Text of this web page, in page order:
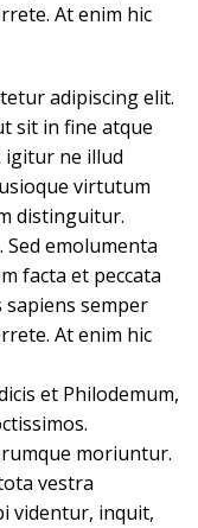
At enim hic
adipiscing elit.
sit in fine atque
igitur ne illud
virtutum
distinguitur.
emolumenta
facta et peccata
semper
At enim hic
et Philodemum,
moriuntur.
vestra
videntur, inquit,